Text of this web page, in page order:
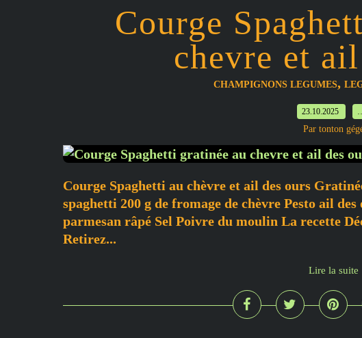
Courge
chevre et
CHAMPIGNONS LEGUMES,
23.10.2025
Par tonton
Courge Spaghetti au chèvre et ail des ours
spaghetti 200 g de fromage de chèvre Pesto ail
parmesan râpé Sel Poivre du moulin La recette
Retirez...
Lire la suite